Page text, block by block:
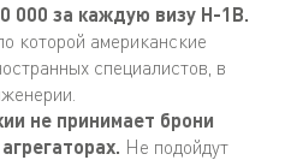
000 за каждую визу H-1B.
которой американские
специалистов, в
не принимает брони
Не подойдут